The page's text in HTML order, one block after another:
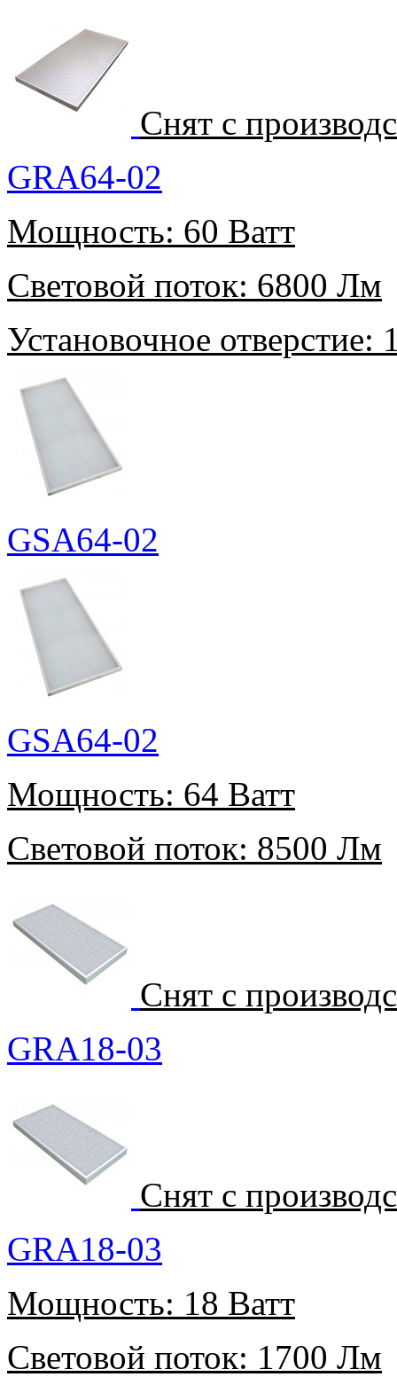
Снят с
GRA64-02
Мощность: 60 Ватт
Световой поток: 6800 Лм
Установочное отверстие:
GSA64-02
GSA64-02
Мощность: 64 Ватт
Световой поток: 8500 Лм
Снят с
GRA18-03
Снят с
GRA18-03
Мощность: 18 Ватт
Световой поток: 1700 Лм